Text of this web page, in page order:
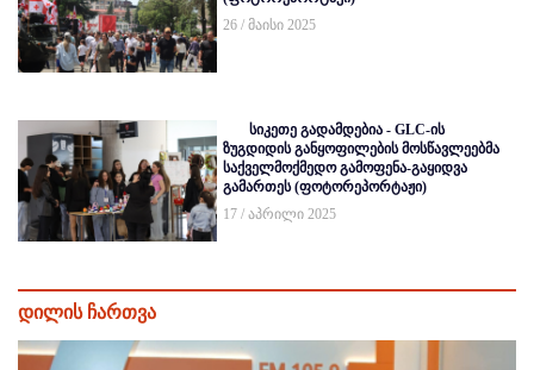
26 / მაისი 2025
სიკეთე გადამდებია - GLC-ის
ზუგდიდის განყოფილების მოსწავლეებმა
საქველმოქმედო გამოფენა-გაყიდვა
გამართეს (ფოტორეპორტაჟი)
17 / აპრილი 2025
დილის ჩართვა